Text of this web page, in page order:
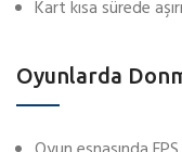
Kart kısa sürede
Oyunlarda